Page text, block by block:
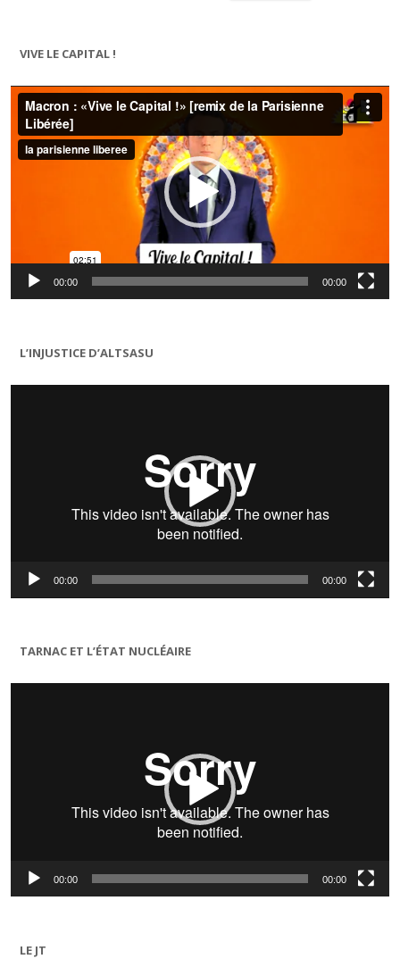
VIVE LE CAPITAL !
Lecteur
vidéo
00:00 00:00
L’INJUSTICE D’ALTSASU
Lecteur
00:00 00:00
TARNAC ET L’ÉTAT NUCLÉAIRE
Lecteur
00:00 00:00
LE JT